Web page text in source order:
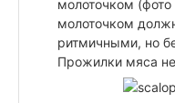
молоточком
молоточком
ритмичными, но
Прожилки мяса